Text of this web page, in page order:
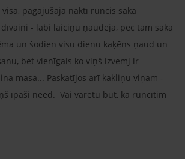
pagājušajā naktī runcis sāka
- labi laiciņu ņaudēja, pēc tam sāka
un šodien visu dienu kaķēns ņaud un
bet vienīgais ko viņš izvemj ir
masa... Paskatījos arī kakliņu viņam -
īpaši neēd. Vai varētu būt, ka runcītim